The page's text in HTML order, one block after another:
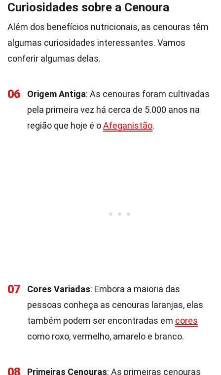
Curiosidades sobre a Cenoura
Além dos benefícios nutricionais, as cenouras têm
algumas curiosidades interessantes. Vamos
conferir algumas delas.
06 Origem Antiga: As cenouras foram cultivadas
pela primeira vez há cerca de 5.000 anos na
região que hoje é oAfeganistão.
07 Cores Variadas: Embora a maioria das
pessoas conheça as cenouras laranjas, elas
também podem ser encontradas em cores
como roxo, vermelho, amarelo e branco.
08 Primeiras Cenouras: As primeiras cenouras